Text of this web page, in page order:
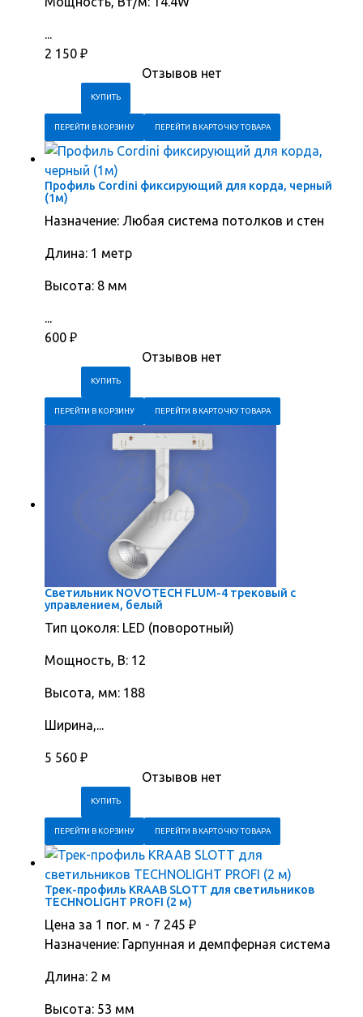
...
2 150 ₽
Отзывов нет
ПЕРЕЙТИ В КОРЗИНУ ПЕРЕЙТИ В КАРТОЧКУ ТОВАРА
Профиль Cordini фиксирующий для корда, черный
(1м)
Назначение: Любая система потолков и стен
Длина: 1 метр
Высота: 8 мм
...
600 ₽
Отзывов нет
ПЕРЕЙТИ В КОРЗИНУ ПЕРЕЙТИ В КАРТОЧКУ ТОВАРА
Светильник NOVOTECH FLUM-4 трековый с
управлением, белый
Тип цоколя: LED (поворотный)
Мощность, В: 12
Высота, мм: 188
Ширина,...
5 560 ₽
Отзывов нет
ПЕРЕЙТИ В КОРЗИНУ ПЕРЕЙТИ В КАРТОЧКУ ТОВАРА
Трек-профиль KRAAB SLOTT для светильников
TECHNOLIGHT PROFI (2 м)
Цена за 1 пог. м - 7 245 ₽
Назначение: Гарпунная и демпферная система
Длина: 2 м
Высота: 53 мм